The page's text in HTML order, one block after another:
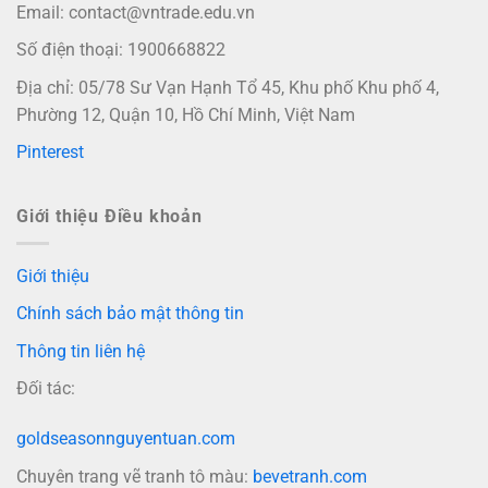
Email: contact@vntrade.edu.vn
Số điện thoại: 1900668822
Địa chỉ: 05/78 Sư Vạn Hạnh Tổ 45, Khu phố Khu phố 4,
Phường 12, Quận 10, Hồ Chí Minh, Việt Nam
Pinterest
Giới thiệu Điều khoản
Giới thiệu
Chính sách bảo mật thông tin
Thông tin liên hệ
Đối tác:
goldseasonnguyentuan.com
Chuyên trang vẽ tranh tô màu: bevetranh.com